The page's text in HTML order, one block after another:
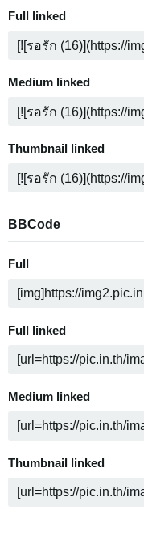
Full linked
Medium linked
Thumbnail linked
BBCode
Full
Full linked
Medium linked
Thumbnail linked